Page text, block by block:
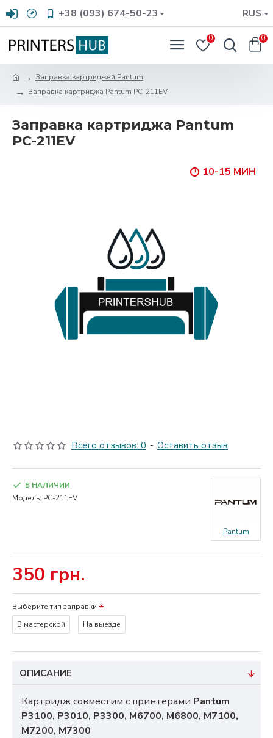
+38 (093) 674-50-23 RUS
0 0
Заправка картриджей Pantum
Заправка картриджа Pantum PC-211EV
Заправка картриджа Pantum
PC-211EV
10-15 МИН
Всего отзывов: 0 - Оставить отзыв
350 грн.
В НАЛИЧИИ
Модель: PC-211EV
Pantum
Выберите тип заправки
В мастерской
На выезде
ОПИСАНИЕ
Картридж совместим с принтерами Pantum
P3100, P3010, P3300, M6700, M6800, M7100,
M7200, M7300